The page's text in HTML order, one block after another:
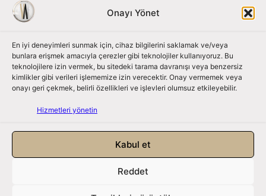
Onayı Yönet
En iyi deneyimleri sunmak için, cihaz bilgilerini saklamak ve/veya
bunlara erişmek amacıyla çerezler gibi teknolojiler kullanıyoruz. Bu
teknolojilere izin vermek, bu sitedeki tarama davranışı veya benzersiz
kimlikler gibi verileri işlememize izin verecektir. Onay vermemek veya
onayı geri çekmek, belirli özellikleri ve işlevleri olumsuz etkileyebilir.
Hizmetleri yönetin
Kabul et
Reddet
Bizimle iletişime geçin: info@nouvart.net
Bizi Takip Edin